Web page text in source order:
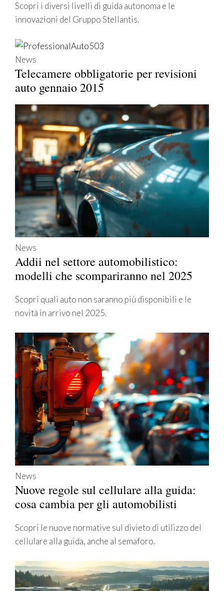
Scopri i diversi livelli di guida autonoma e le
innovazioni del Gruppo Stellantis.
News
Telecamere obbligatorie per revisioni
auto gennaio 2015
News
Addii nel settore automobilistico:
modelli che scompariranno nel 2025
Scopri quali auto non saranno più disponibili e le
novità in arrivo nel 2025.
News
Nuove regole sul cellulare alla guida:
cosa cambia per gli automobilisti
Scopri le nuove normative sul divieto di utilizzo del
cellulare alla guida, anche al semaforo.